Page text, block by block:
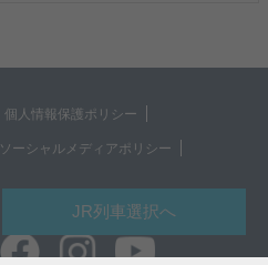
JR列車選択へ
個人情報保護ポリシー
ソーシャルメディアポリシー